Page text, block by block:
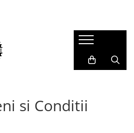
si Conditii